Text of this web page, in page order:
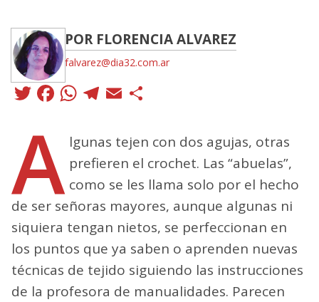
POR FLORENCIA ALVAREZ
falvarez@dia32.com.ar
Twitter
Facebook
WhatsApp
Telegram
Email
A lgunas tejen con dos agujas, otras
prefieren el crochet. Las “abuelas”,
como se les llama solo por el hecho
de ser señoras mayores, aunque algunas ni
siquiera tengan nietos, se perfeccionan en
los puntos que ya saben o aprenden nuevas
técnicas de tejido siguiendo las instrucciones
de la profesora de manualidades. Parecen